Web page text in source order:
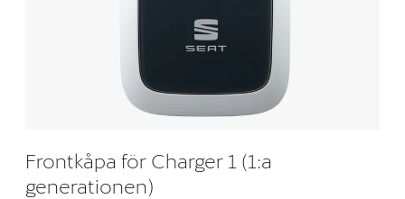
Frontkåpa för Charger 1 (1:a
generationen)